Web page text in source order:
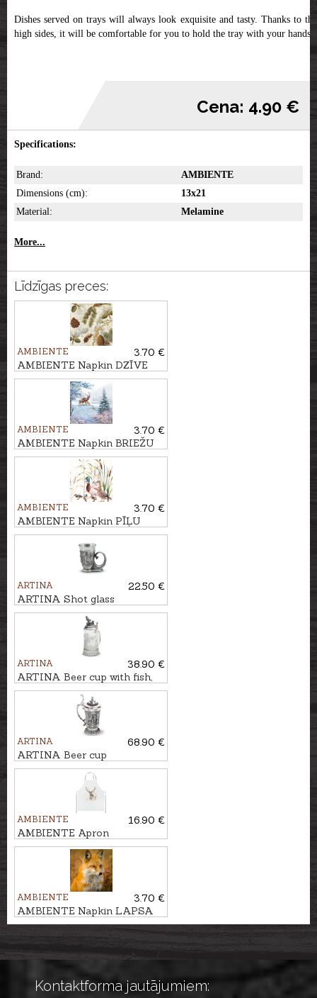
Dishes served on trays will always look exquisite and tasty. Thanks to the
high sides, it will be comfortable for you to hold the tray with your hands.
Cena: 4.90 €
Specifications:
Brand:
AMBIENTE
Dimensions (cm):
13x21
Material:
Melamine
More...
Līdzīgas preces:
AMBIENTE
3.70 €
AMBIENTE Napkin DZĪVE
MEŽĀ
AMBIENTE
3.70 €
AMBIENTE Napkin BRIEŽU
ĢIMENE
AMBIENTE
3.70 €
AMBIENTE Napkin PĪĻU
PĀRIS
ARTINA
22.50 €
ARTINA Shot glass
FREISCHUETZ, H-5,5cm
ARTINA
38.90 €
ARTINA Beer cup with fish,
500ml
ARTINA
68.90 €
ARTINA Beer cup
FREISCHUTZ, 300ml
AMBIENTE
16.90 €
AMBIENTE Apron
STALTBRIEDIS
AMBIENTE
3.70 €
AMBIENTE Napkin LAPSA
Kontaktforma jautājumiem: